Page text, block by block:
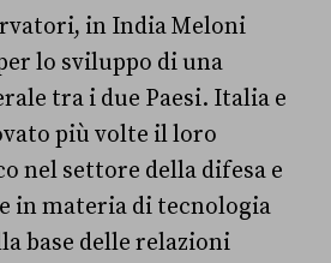
in India Meloni
lo sviluppo di una
tra i due Paesi. Italia e
più volte il loro
nel settore della difesa e
in materia di tecnologia
base delle relazioni